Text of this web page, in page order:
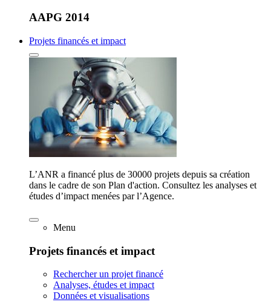
AAPG 2014
Projets financés et impact
L’ANR a financé plus de 30000 projets depuis sa création
dans le cadre de son Plan d'action. Consultez les analyses et
études d’impact menées par l’Agence.
Menu
Projets financés et impact
Rechercher un projet financé
Analyses, études et impact
Données et visualisations